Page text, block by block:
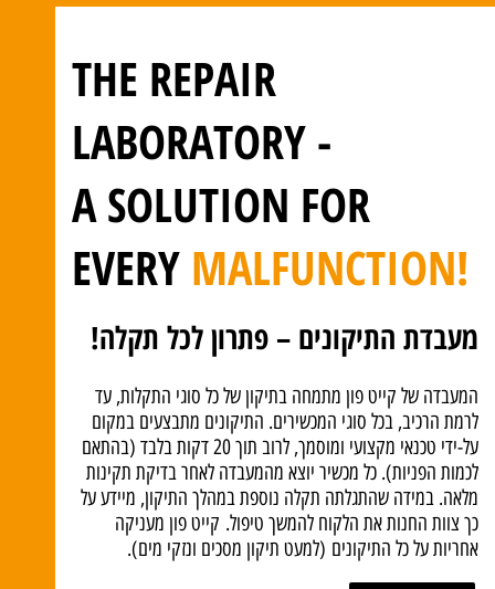
THE REPAIR
LABORATORY -
A SOLUTION FOR
EVERY MALFUNCTION!
מעבדת התיקונים – פתרון לכל תקלה!
המעבדה של קייט פון מתמחה בתיקון של כל סוגי התקלות, עד
לרמת הרכיב, בכל סוגי המכשירים. התיקונים מתבצעים במקום
על-ידי טכנאי מקצועי ומוסמך, לרוב תוך 20 דקות בלבד (בהתאם
לכמות הפניות). כל מכשיר יוצא מהמעבדה לאחר בדיקת תקינות
מלאה. במידה שהתגלתה תקלה נוספת במהלך התיקון, מיידע על
כך צוות החנות את הלקוח להמשך טיפול. קייט פון מעניקה
אחריות על כל התיקונים (למעט תיקון מסכים ונזקי מים).